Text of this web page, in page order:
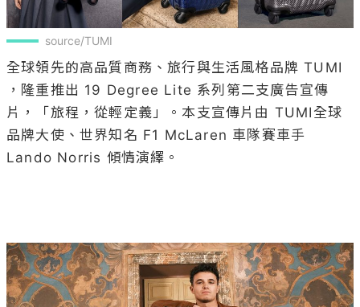
source/TUMI
全球領先的高品質商務、旅行與生活風格品牌 TUMI
，隆重推出 19 Degree Lite 系列第二支廣告宣傳
片，「旅程，從輕定義」。本支宣傳片由 TUMI全球
品牌大使、世界知名 F1 McLaren 車隊賽車手
Lando Norris 傾情演繹。